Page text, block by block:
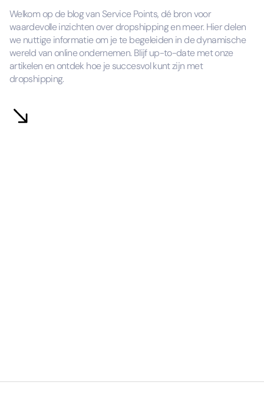
Welkom op de blog van Service Points, dé bron voor
waardevolle inzichten over dropshipping en meer. Hier delen
we nuttige informatie om je te begeleiden in de dynamische
wereld van online ondernemen. Blijf up-to-date met onze
artikelen en ontdek hoe je succesvol kunt zijn met
dropshipping.